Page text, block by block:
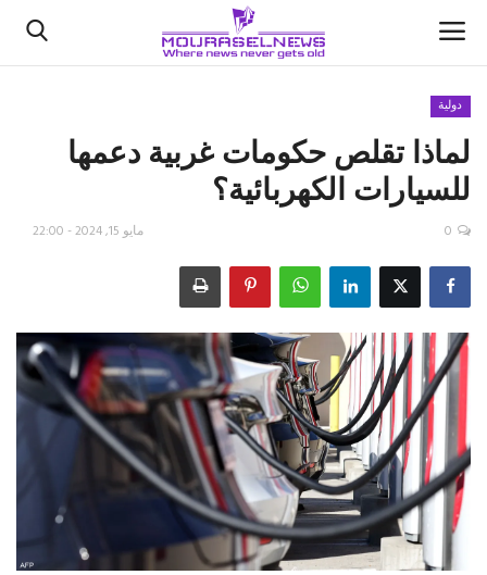
الأخبار
كتّابنا
اقتصاد
علوم وتكنولوجيا
رياضة
فيديو
حياة
دولية
لماذا تقلص حكومات غربية دعمها
للسيارات الكهربائية؟
مايو 15, 2024 - 22:00 0